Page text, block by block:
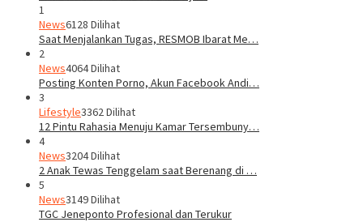
1
News6128 Dilihat
Saat Menjalankan Tugas, RESMOB Ibarat Me…
2
News4064 Dilihat
Posting Konten Porno, Akun Facebook Andi…
3
Lifestyle3362 Dilihat
12 Pintu Rahasia Menuju Kamar Tersembuny…
4
News3204 Dilihat
2 Anak Tewas Tenggelam saat Berenang di …
5
News3149 Dilihat
TGC Jeneponto Profesional dan Terukur